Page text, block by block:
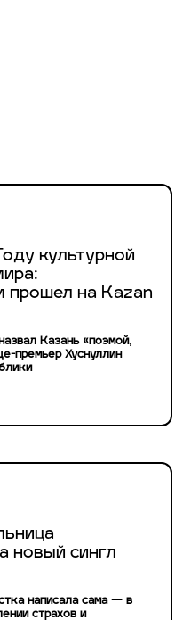
культурной
прошел на Kazan
Казань «поэмой,
премьер Хуснуллин
новый сингл
написала сама — в
страхов и